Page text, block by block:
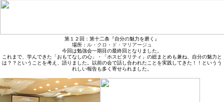
第１２回：第十二条『自分の魅力を磨く』
場所： ル・クロ・ド・マリアージュ
今回は勉強会一期目の最終回となりました。
これまで、学んできた「おもてなしの心」・「ホスピタリティ」の総まとめも兼ね、自分の魅力と
は？？ということを考え、語りました。以前の会で話し合われたことを実践してきた！！というう
れしい報告も多く寄せられました。